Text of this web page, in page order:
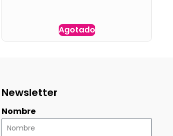
Agotado
Newsletter
Nombre